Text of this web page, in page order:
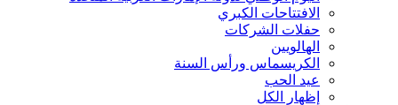
الافتتاحات الكبري
حفلات الشركات
الهالويين
الكريسماس ورأس السنة
عيد الحب
إظهار الكل